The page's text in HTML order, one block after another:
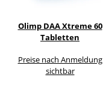
Olimp DAA Xtreme 60
Tabletten
Preise nach Anmeldung
sichtbar